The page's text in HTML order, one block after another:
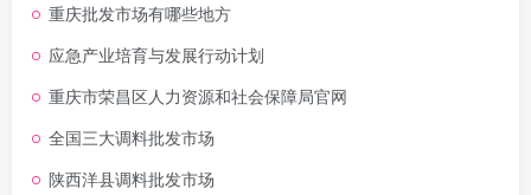
重庆批发市场有哪些地方
应急产业培育与发展行动计划
重庆市荣昌区人力资源和社会保障局官网
全国三大调料批发市场
陕西洋县调料批发市场